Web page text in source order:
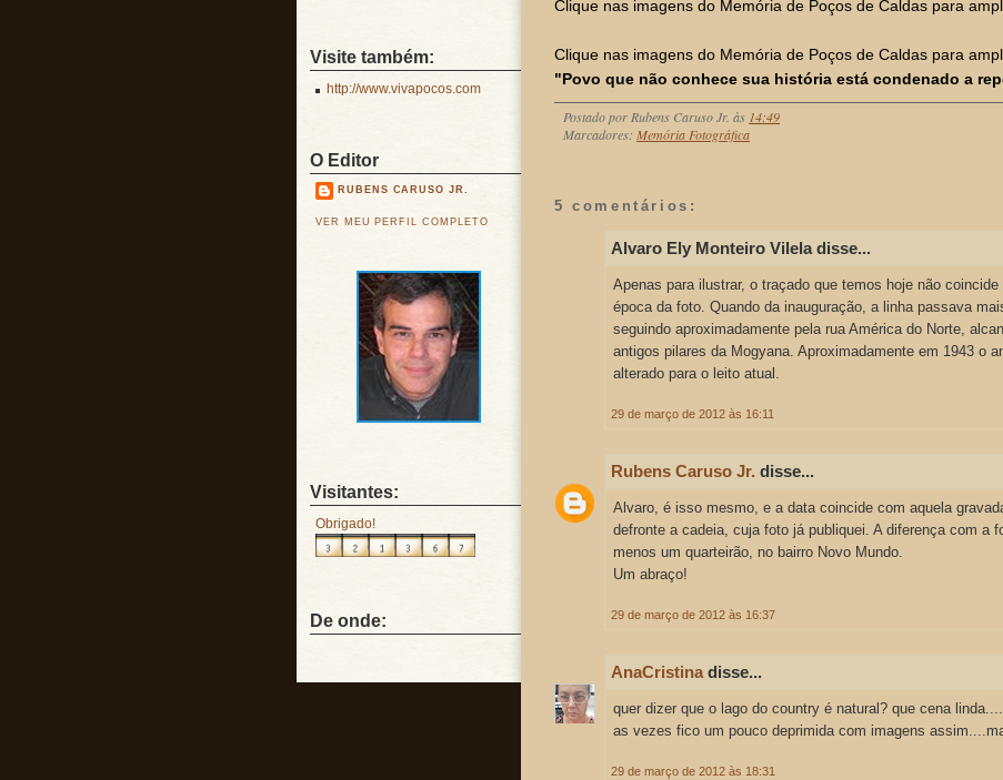
Clique nas imagens do Memória de Poços de Caldas para
Clique nas imagens do Memória de Poços de Caldas para
"Povo que não conhece sua história está condenado a
Postado por Rubens Caruso Jr. às 14:49
Marcadores: Memória Fotográfica
5 comentários:
Alvaro Ely Monteiro Vilela disse...
Apenas para ilustrar, o traçado que temos hoje não
época da foto. Quando da inauguração, a linha passava
seguindo aproximadamente pela rua América do Norte,
antigos pilares da Mogyana. Aproximadamente em 1943 o
alterado para o leito atual.
29 de março de 2012 às 16:11
Rubens Caruso Jr. disse...
Alvaro, é isso mesmo, e a data coincide com aquela
defronte a cadeia, cuja foto já publiquei. A diferença com a
menos um quarteirão, no bairro Novo Mundo.
Um abraço!
29 de março de 2012 às 16:37
AnaCristina disse...
quer dizer que o lago do country é natural? que cena
as vezes fico um pouco deprimida com imagens
29 de março de 2012 às 18:31
Visite também:
http://www.vivapocos.com
O Editor
RUBENS CARUSO JR.
VER MEU PERFIL COMPLETO
Visitantes:
Obrigado!
De onde: